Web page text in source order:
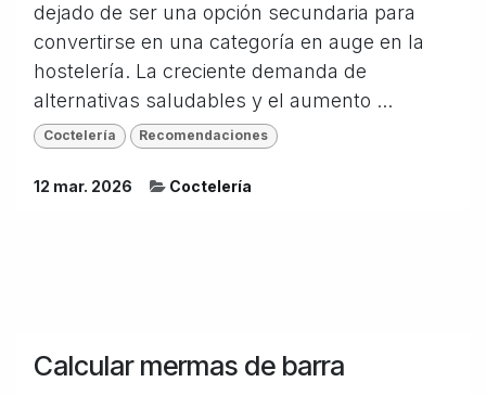
dejado de ser una opción secundaria para
convertirse en una categoría en auge en la
hostelería. La creciente demanda de
alternativas saludables y el aumento ...
Coctelería Recomendaciones
12 mar. 2026 Coctelería
Calcular mermas de barra